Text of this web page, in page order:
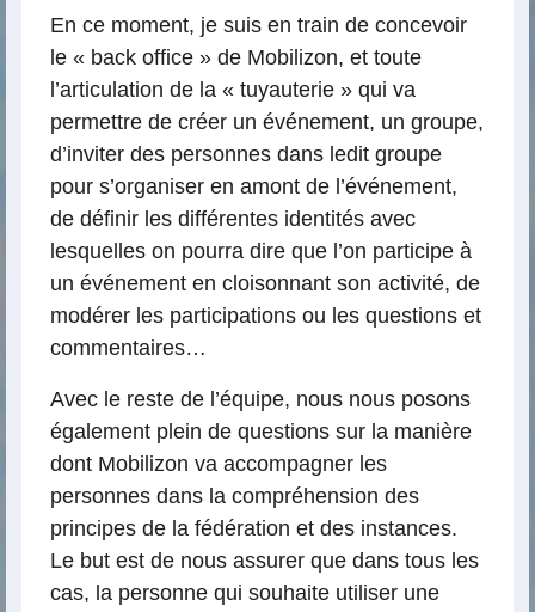
En ce moment, je suis en train de concevoir
le « back office » de Mobilizon, et toute
l’articulation de la « tuyauterie » qui va
permettre de créer un événement, un groupe,
d’inviter des personnes dans ledit groupe
pour s’organiser en amont de l’événement,
de définir les différentes identités avec
lesquelles on pourra dire que l’on participe à
un événement en cloisonnant son activité, de
modérer les participations ou les questions et
commentaires…
Avec le reste de l’équipe, nous nous posons
également plein de questions sur la manière
dont Mobilizon va accompagner les
personnes dans la compréhension des
principes de la fédération et des instances.
Le but est de nous assurer que dans tous les
cas, la personne qui souhaite utiliser une